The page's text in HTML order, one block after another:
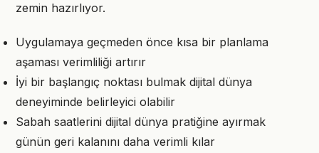
zemin hazırlıyor.
Uygulamaya geçmeden önce kısa bir planlama
aşaması verimliliği artırır
İyi bir başlangıç noktası bulmak dijital dünya
deneyiminde belirleyici olabilir
Sabah saatlerini dijital dünya pratiğine ayırmak
günün geri kalanını daha verimli kılar